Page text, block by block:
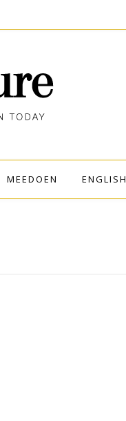
MEEDOEN ENGLISH